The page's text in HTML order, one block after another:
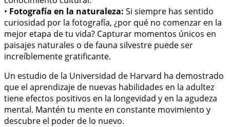
• Fotografía en la naturaleza: Si siempre has sentido
curiosidad por la fotografía, ¿por qué no comenzar en la
mejor etapa de tu vida? Capturar momentos únicos en
paisajes naturales o de fauna silvestre puede ser
increíblemente gratificante.
Un estudio de la Universidad de Harvard ha demostrado
que el aprendizaje de nuevas habilidades en la adultez
tiene efectos positivos en la longevidad y en la agudeza
mental. Mantén tu mente en constante movimiento y
descubre el poder de lo nuevo.